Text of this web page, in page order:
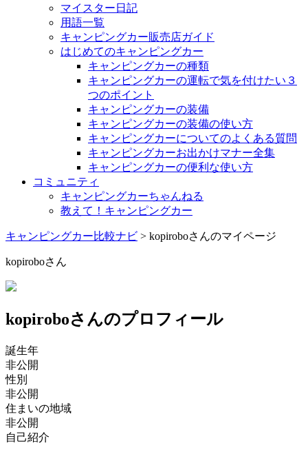
マイスター日記
用語一覧
キャンピングカー販売店ガイド
はじめてのキャンピングカー
キャンピングカーの種類
キャンピングカーの運転で気を付けたい３
つのポイント
キャンピングカーの装備
キャンピングカーの装備の使い方
キャンピングカーについてのよくある質問
キャンピングカーお出かけマナー全集
キャンピングカーの便利な使い方
コミュニティ
キャンピングカーちゃんねる
教えて！キャンピングカー
キャンピングカー比較ナビ > kopiroboさんのマイページ
kopiroboさん
kopiroboさんのプロフィール
誕生年
非公開
性別
非公開
住まいの地域
非公開
自己紹介